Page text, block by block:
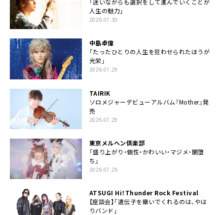
「迷いながらも選択をして進んでいくことが
人生の魅力」
2026.07.30
中島卓偉
「たったひとりの人生を狂わせられたほうが
光栄」
2026.07.29
TAIRIK
ソロメジャーデビューアルバム『Mother』発
売
2026.07.29
東京メルヘン倶楽部
「盛り上がり・個性・かわいい・マジメ・闇堕
ち」
2026.07.26
ATSUGI Hi！Thunder Rock Festival
【座談会】「遺伝子を継いでくれるのは、やは
りバンド」